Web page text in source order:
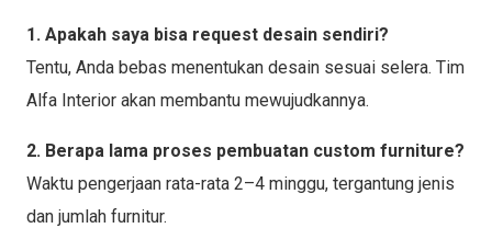
1. Apakah saya bisa request desain sendiri?
Tentu, Anda bebas menentukan desain sesuai selera. Tim
Alfa Interior akan membantu mewujudkannya.
2. Berapa lama proses pembuatan custom furniture?
Waktu pengerjaan rata-rata 2–4 minggu, tergantung jenis
dan jumlah furnitur.